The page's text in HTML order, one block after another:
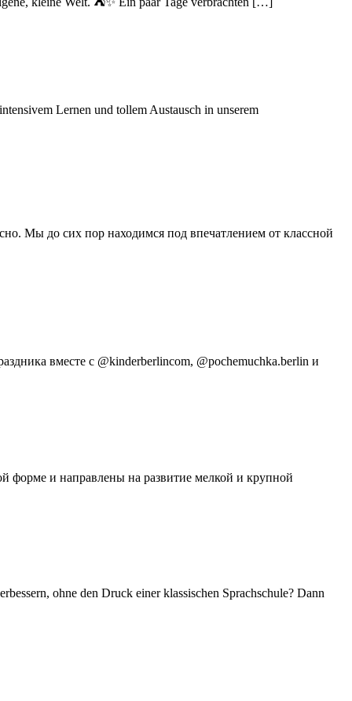
Lernen und tollem Austausch in unserem
Мы до сих пор находимся под впечатлением от классной
вместе с @kinderberlincom, @pochemuchka.berlin и
форме и направлены на развитие мелкой и крупной
ohne den Druck einer klassischen Sprachschule? Dann